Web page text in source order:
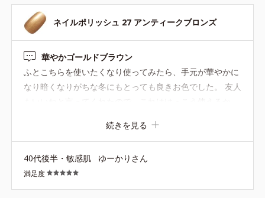
ネイルポリッシュ 27 アンティークブロンズ
華やかゴールドブラウン
ふとこちらを使いたくなり使ってみたら、手元が華やかに
なり暗くなりがちな冬にもとっても良きお色でした。 友人
続きを見る
40代後半・敏感肌 ゆーかりさん
満足度